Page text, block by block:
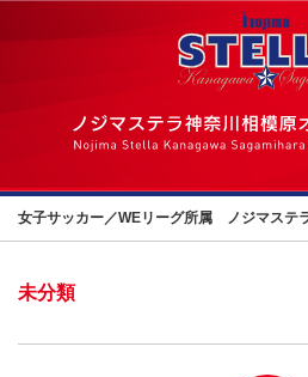
女子サッカー／WEリーグ所属 ノジマステ
未分類